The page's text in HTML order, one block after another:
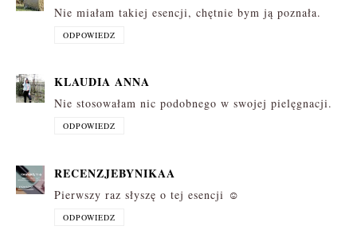
Nie miałam takiej esencji, chętnie bym ją poznała.
ODPOWIEDZ
KLAUDIA ANNA
Nie stosowałam nic podobnego w swojej pielęgnacji.
ODPOWIEDZ
RECENZJEBYNIKAA
Pierwszy raz słyszę o tej esencji ☺
ODPOWIEDZ